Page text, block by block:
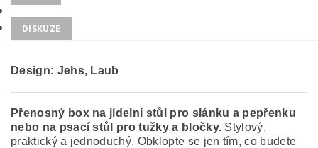
DISKUZE
Design: Jehs, Laub
Přenosný box na jídelní stůl pro slánku a pepřenku
nebo na psací stůl pro tužky a bločky. Stylový,
praktický a jednoduchý. Obklopte se jen tím, co budete